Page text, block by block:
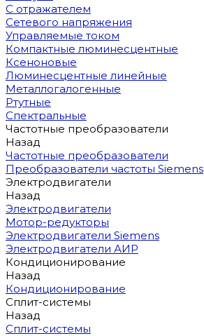
С отражателем
Сетевого напряжения
Управляемые током
Компактные люминесцентные
Ксеноновые
Люминесцентные линейные
Металлогалогенные
Ртутные
Спектральные
Частотные преобразователи
Назад
Частотные преобразователи
Преобразователи частоты Siemens
Электродвигатели
Назад
Электродвигатели
Мотор-редукторы
Электродвигатели Siemens
Электродвигатели АИР
Кондиционирование
Назад
Кондиционирование
Сплит-системы
Назад
Сплит-системы